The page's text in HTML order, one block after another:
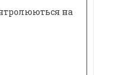
на